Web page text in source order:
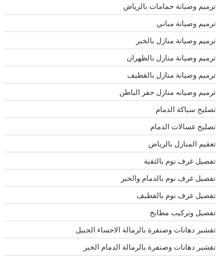
ترميم وصيانة حمامات بالرياض
ترميم وصيانة مباني
ترميم وصيانة منازل بالخبر
ترميم وصيانة منازل بالظهران
ترميم وصيانة منازل بالقطيف
ترميم وصيانه منازل حفر الباطن
تصليح سباكة الدمام
تصليح غسالات الدمام
تعقيم المنازل بالرياض
تفصيل غرف نوم بالثقبة
تفصيل غرف نوم بالدمام والخبر
تفصيل غرف نوم بالقطيف
تفصيل وتركيب مطابخ
تقشير دهانات وصنفرة بالرمالة الاحساء الجبيل
تقشير دهانات وصنفرة بالرمالة الدمام الخبر